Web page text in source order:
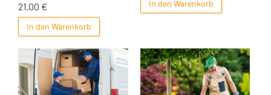
21,00 €
In den Warenkorb
In den Warenkorb